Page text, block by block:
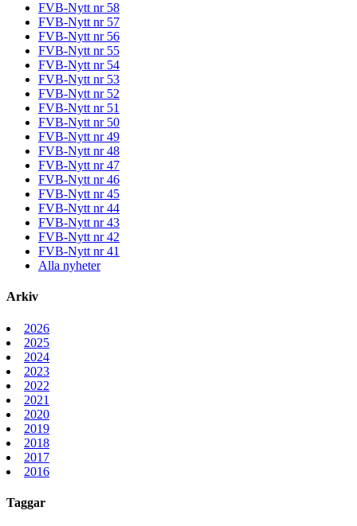
FVB-Nytt nr 58
FVB-Nytt nr 57
FVB-Nytt nr 56
FVB-Nytt nr 55
FVB-Nytt nr 54
FVB-Nytt nr 53
FVB-Nytt nr 52
FVB-Nytt nr 51
FVB-Nytt nr 50
FVB-Nytt nr 49
FVB-Nytt nr 48
FVB-Nytt nr 47
FVB-Nytt nr 46
FVB-Nytt nr 45
FVB-Nytt nr 44
FVB-Nytt nr 43
FVB-Nytt nr 42
FVB-Nytt nr 41
Alla nyheter
Arkiv
2026
2025
2024
2023
2022
2021
2020
2019
2018
2017
2016
Taggar